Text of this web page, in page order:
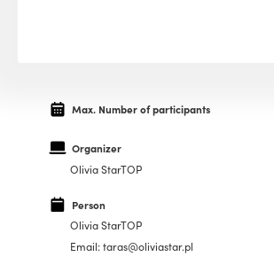
Max. Number of participants
Organizer
Olivia StarTOP
Person
Olivia StarTOP
Email: taras@oliviastar.pl